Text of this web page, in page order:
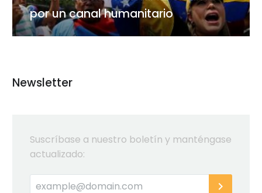
por un canal humanitario
Newsletter
Suscríbase a nuestro boletín y manténgase
actualizado: